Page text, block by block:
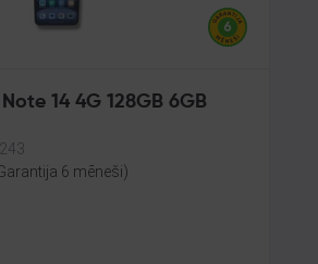
14 4G 128GB 6GB
6 mēneši)